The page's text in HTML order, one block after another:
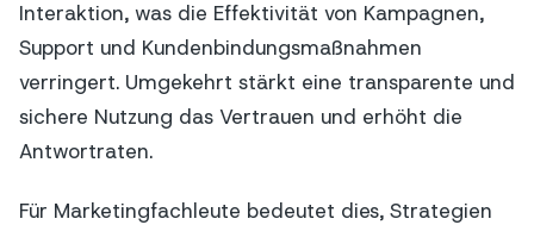
Interaktion, was die Effektivität von Kampagnen,
Support und Kundenbindungsmaßnahmen
verringert. Umgekehrt stärkt eine transparente und
sichere Nutzung das Vertrauen und erhöht die
Antwortraten.
Für Marketingfachleute bedeutet dies, Strategien